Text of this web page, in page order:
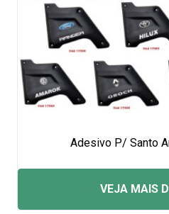
Adesivo P/ Santo
VEJA MAIS